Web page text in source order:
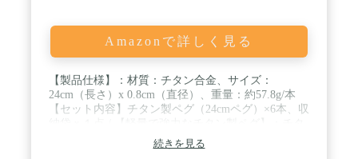
Amazonで詳しく見る
【製品仕様】：材質：チタン合金、サイズ：
24cm（長さ）x 0.8cm（直径）、重量：約57.8g/本
【セット内容】チタン製ペグ（24cmペグ）×6本、収
ン合金製で軽量かつ高強度で、曲げたり折れたりし
にくく、繰り返し使用可能。鍛造ペグと同等の強度
続きを見る